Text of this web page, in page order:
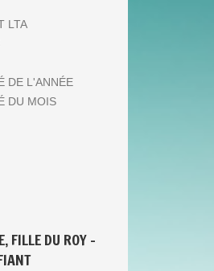
LTA
DE L'ANNÉE
DU MOIS
FILLE DU ROY -